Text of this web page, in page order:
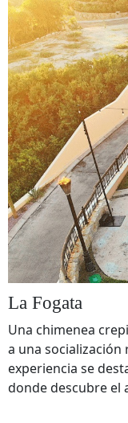
La Fogata
Una chimenea
a una socialización
experiencia se
donde descubre el